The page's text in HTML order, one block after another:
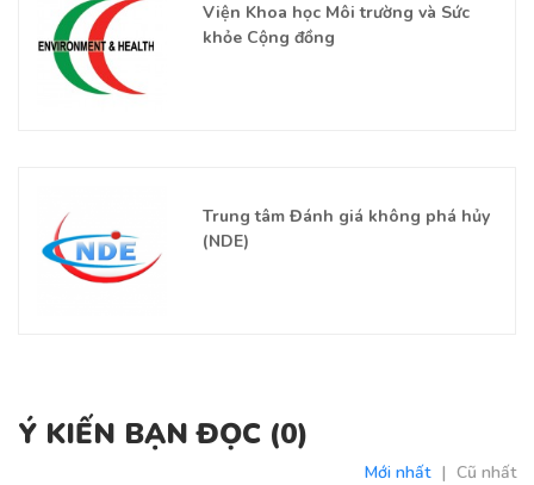
Viện Khoa học Môi trường và Sức
khỏe Cộng đồng
Trung tâm Đánh giá không phá hủy
(NDE)
Ý KIẾN BẠN ĐỌC (0)
Mới nhất | Cũ nhất